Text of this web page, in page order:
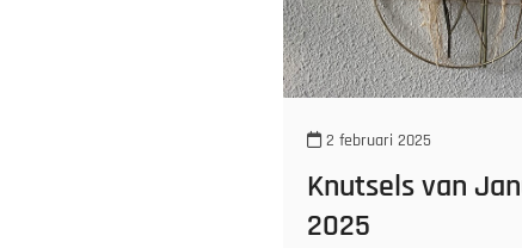
2 februari 2025
Knutsels van
2025